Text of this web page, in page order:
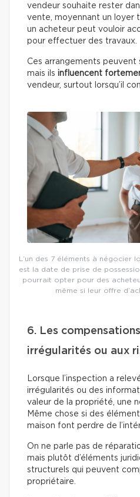
vendeur souhaite rester
vente, moyennant un loyer
un acheteur peut vouloir
pour effectuer des travaux.
Ces arrangements peuvent
mais ils influencent
vendeur, surtout lorsqu’il
L’un des 7 éléments à négocier
est la date de prise de
pourrait opter pour des
même si leur offre
6. Les
irrégularités ou aux
Lorsque l’inspection a
irrégularités ou des
valeur de la propriété, une
Même chose si des
maison font perdre de
On ne parle pas de
mais plutôt d’éléments
structurels qui peuvent
propriétaire.